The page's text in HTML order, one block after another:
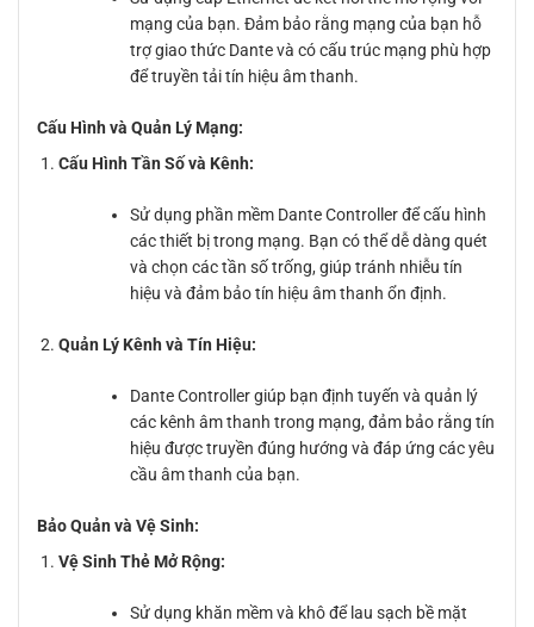
mạng của bạn. Đảm bảo rằng mạng của bạn hỗ
trợ giao thức Dante và có cấu trúc mạng phù hợp
để truyền tải tín hiệu âm thanh.
Cấu Hình và Quản Lý Mạng:
Cấu Hình Tần Số và Kênh:
Sử dụng phần mềm Dante Controller để cấu hình
các thiết bị trong mạng. Bạn có thể dễ dàng quét
và chọn các tần số trống, giúp tránh nhiễu tín
hiệu và đảm bảo tín hiệu âm thanh ổn định.
Quản Lý Kênh và Tín Hiệu:
Dante Controller giúp bạn định tuyến và quản lý
các kênh âm thanh trong mạng, đảm bảo rằng tín
hiệu được truyền đúng hướng và đáp ứng các yêu
cầu âm thanh của bạn.
Bảo Quản và Vệ Sinh:
Vệ Sinh Thẻ Mở Rộng:
Sử dụng khăn mềm và khô để lau sạch bề mặt